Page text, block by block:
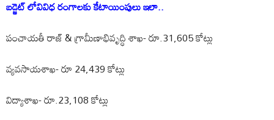
బడ్జెట్ లోవివిధ రంగాలకు కేటాయింపులు ఇలా..
పంచాయతీ రాజ్ & గ్రామీణాభివృద్ధి శాఖ- రూ.31,605 కోట్లు
వ్యవసాయశాఖ- రూ 24,439 కోట్లు
విద్యాశాఖ- రూ.23,108 కోట్లు